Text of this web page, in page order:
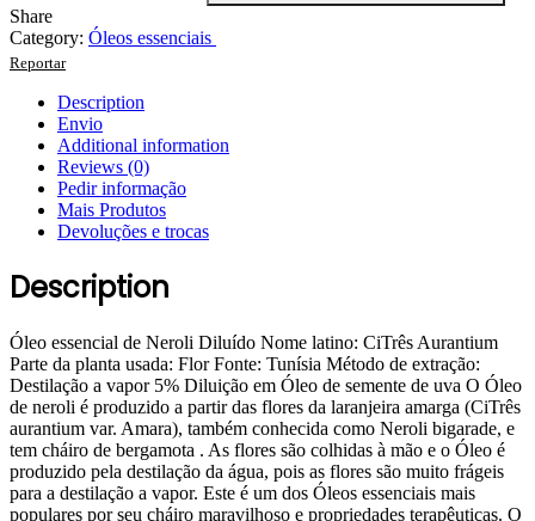
Share
Category: Óleos essenciais
Reportar
Description
Envio
Additional information
Reviews (0)
Pedir informação
Mais Produtos
Devoluções e trocas
Description
Óleo essencial de Neroli Diluído Nome latino: CiTrês Aurantium
Parte da planta usada: Flor Fonte: Tunísia Método de extração:
Destilação a vapor 5% Diluição em Óleo de semente de uva O Óleo
de neroli é produzido a partir das flores da laranjeira amarga (CiTrês
aurantium var. Amara), também conhecida como Neroli bigarade, e
tem cháiro de bergamota . As flores são colhidas à mão e o Óleo é
produzido pela destilação da água, pois as flores são muito frágeis
para a destilação a vapor. Este é um dos Óleos essenciais mais
populares por seu cháiro maravilhoso e propriedades terapêuticas. O